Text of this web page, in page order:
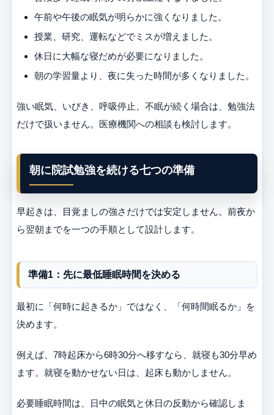
午前や午後の眠気が明らかに強くなりました。
授業、研究、運転などでミスが増えました。
休日に大幅な寝だめが必要になりました。
朝の学習量より、夜に失った時間が多くなりました。
強い眠気、いびき、呼吸停止、不眠が続く場合は、勉強法
だけで扱いません。医療機関への相談も検討します。
朝に院試勉強を続ける七つの準備
早起きは、目覚ましの強さだけでは安定しません。前夜か
ら翌朝までを一つの手順として設計します。
準備1：先に最低睡眠時間を決める
最初に「何時に起きるか」ではなく、「何時間眠るか」を
決めます。
例えば、7時起床から6時30分へ移すなら、就寝も30分早め
ます。就寝を動かせない日は、起床も動かしません。
必要睡眠時間は、日中の眠気と休日の反動から確認しま